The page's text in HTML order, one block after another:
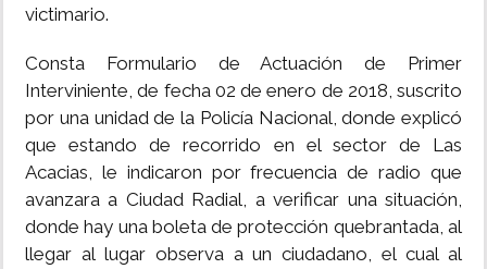
victimario.
Consta Formulario de Actuación de Primer
Interviniente, de fecha 02 de enero de 2018, suscrito
por una unidad de la Policía Nacional, donde explicó
que estando de recorrido en el sector de Las
Acacias, le indicaron por frecuencia de radio que
avanzara a Ciudad Radial, a verificar una situación,
donde hay una boleta de protección quebrantada, al
llegar al lugar observa a un ciudadano, el cual al